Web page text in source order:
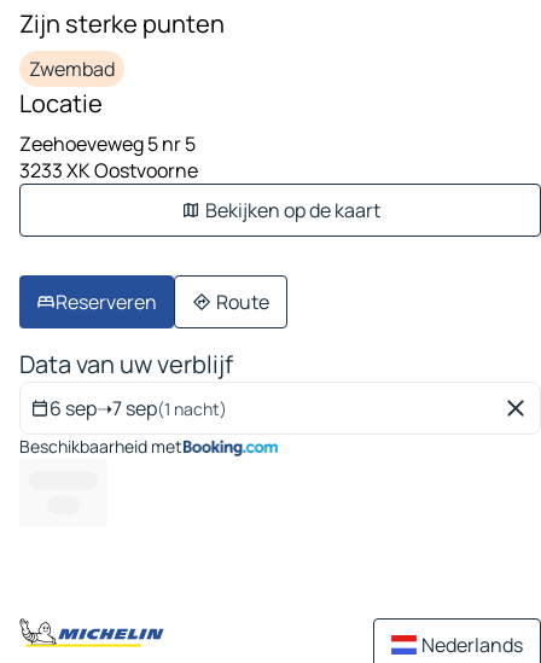
Zijn sterke punten
Zwembad
Locatie
Zeehoeveweg 5 nr 5
3233 XK Oostvoorne
Bekijken op de kaart
Reserveren Route
Data van uw verblijf
6 sep➝7 sep(1 nacht)
Beschikbaarheid met
Nederlands